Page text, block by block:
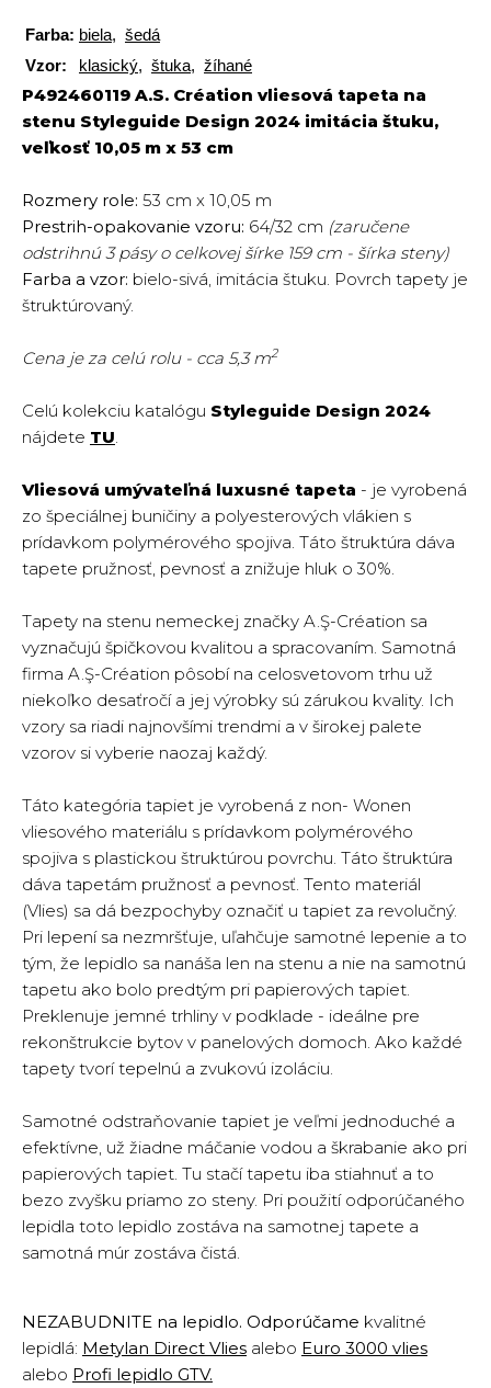
Farba: biela, šedá
Vzor:
klasický, štuka, žíhané
P492460119 A.S. Création vliesová tapeta na
stenu Styleguide Design 2024 imitácia štuku,
veľkosť 10,05 m x 53 cm
Rozmery role: 53 cm x 10,05 m
Prestrih-opakovanie vzoru: 64/32 cm (zaručene
odstrihnú 3 pásy o celkovej šírke 159 cm - šírka steny)
Farba a vzor: bielo-sivá, imitácia štuku. Povrch tapety je
štruktúrovaný.
Cena je za celú rolu - cca 5,3 m2
Celú kolekciu katalógu Styleguide Design 2024
nájdete TU.
Vliesová umývateľná luxusné tapeta - je vyrobená
zo špeciálnej buničiny a polyesterových vlákien s
prídavkom polymérového spojiva. Táto štruktúra dáva
tapete pružnosť, pevnosť a znižuje hluk o 30%.
Tapety na stenu nemeckej značky A.Ş-Création sa
vyznačujú špičkovou kvalitou a spracovaním. Samotná
firma A.Ş-Création pôsobí na celosvetovom trhu už
niekoľko desaťročí a jej výrobky sú zárukou kvality. Ich
vzory sa riadi najnovšími trendmi a v širokej palete
vzorov si vyberie naozaj každý.
Táto kategória tapiet je vyrobená z non- Wonen
vliesového materiálu s prídavkom polymérového
spojiva s plastickou štruktúrou povrchu. Táto štruktúra
dáva tapetám pružnosť a pevnosť. Tento materiál
(Vlies) sa dá bezpochyby označiť u tapiet za revolučný.
Pri lepení sa nezmršťuje, uľahčuje samotné lepenie a to
tým, že lepidlo sa nanáša len na stenu a nie na samotnú
tapetu ako bolo predtým pri papierových tapiet.
Preklenuje jemné trhliny v podklade - ideálne pre
rekonštrukcie bytov v panelových domoch. Ako každé
tapety tvorí tepelnú a zvukovú izoláciu.
Samotné odstraňovanie tapiet je veľmi jednoduché a
efektívne, už žiadne máčanie vodou a škrabanie ako pri
papierových tapiet. Tu stačí tapetu iba stiahnuť a to
bezo zvyšku priamo zo steny. Pri použití odporúčaného
lepidla toto lepidlo zostáva na samotnej tapete a
samotná múr zostáva čistá.
NEZABUDNITE na lepidlo. Odporúčame kvalitné
lepidlá: Metylan Direct Vlies alebo Euro 3000 vlies
alebo Profi lepidlo GTV.